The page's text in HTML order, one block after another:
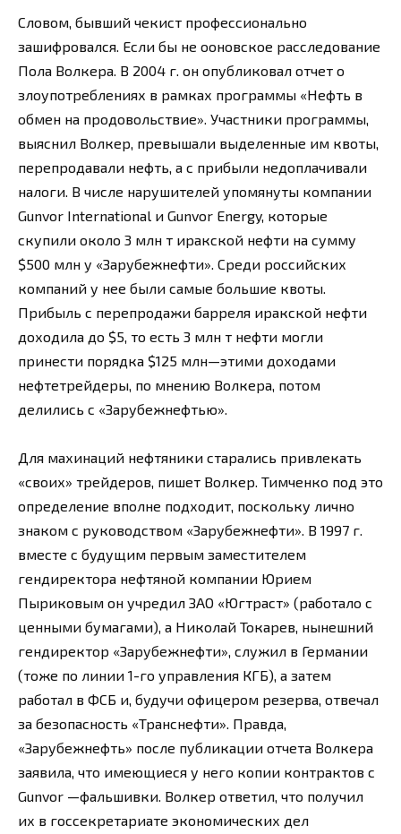
Словом, бывший чекист профессионально
зашифровался. Если бы не ооновское расследование
Пола Волкера. В 2004 г. он опубликовал отчет о
злоупотреблениях в рамках программы «Нефть в
обмен на продовольствие». Участники программы,
выяснил Волкер, превышали выделенные им квоты,
перепродавали нефть, а с прибыли недоплачивали
налоги. В числе нарушителей упомянуты компании
Gunvor International и Gunvor Energy, которые
скупили около 3 млн т иракской нефти на сумму
$500 млн у «Зарубежнефти». Среди российских
компаний у нее были самые большие квоты.
Прибыль с перепродажи барреля иракской нефти
доходила до $5, то есть 3 млн т нефти могли
принести порядка $125 млн—этими доходами
нефтетрейдеры, по мнению Волкера, потом
делились с «Зарубежнефтью».
Для махинаций нефтяники старались привлекать
«своих» трейдеров, пишет Волкер. Тимченко под это
определение вполне подходит, поскольку лично
знаком с руководством «Зарубежнефти». В 1997 г.
вместе с будущим первым заместителем
гендиректора нефтяной компании Юрием
Пыриковым он учредил ЗАО «Югтраст» (работало с
ценными бумагами), а Николай Токарев, нынешний
гендиректор «Зарубежнефти», служил в Германии
(тоже по линии 1-го управления КГБ), а затем
работал в ФСБ и, будучи офицером резерва, отвечал
за безопасность «Транснефти». Правда,
«Зарубежнефть» после публикации отчета Волкера
заявила, что имеющиеся у него копии контрактов с
Gunvor —фальшивки. Волкер ответил, что получил
их в госсекретариате экономических дел